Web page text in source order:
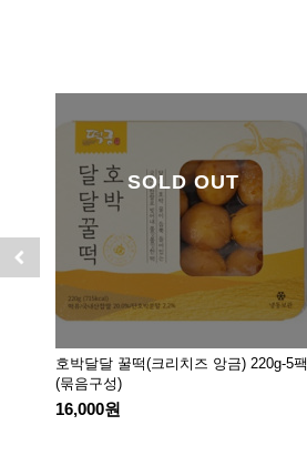
SOLD OUT
호박달달 꿀떡(크리치즈 앙금) 220g-5팩
(묶음구성)
16,000원